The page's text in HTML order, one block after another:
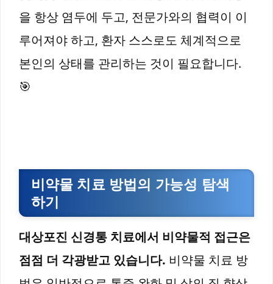
을 항상 염두에 두고, 전문가와의 협력이 이
루어져야 하고, 환자 스스로도 체계적으로
본인의 상태를 관리하는 것이 필요합니다.
🎯
비약물 치료 방법의 가능성 탐색
하기
대상포진 신경통 치료에서 비약물적 접근은
점점 더 각광받고 있습니다. 비약물 치료 방